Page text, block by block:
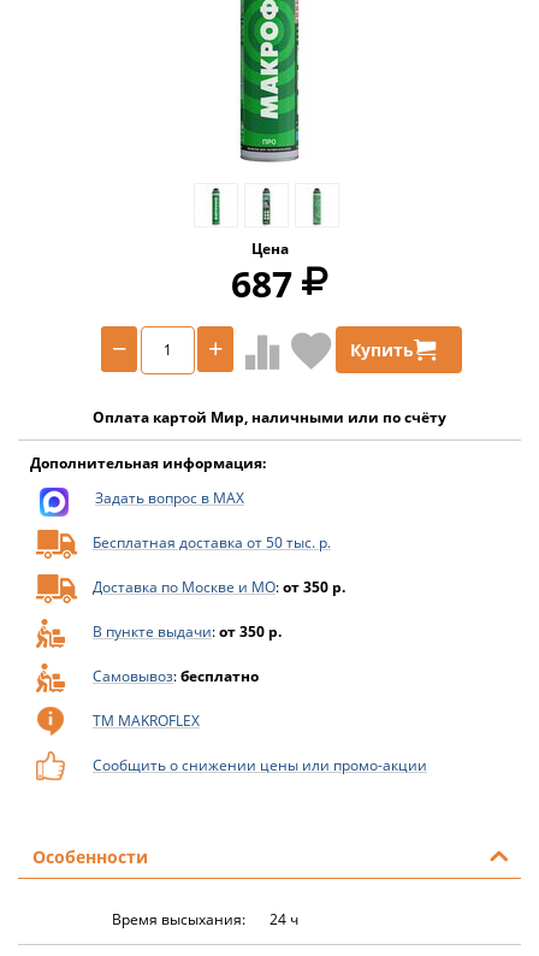
Цена
687
+
− Купить
Оплата картой Мир, наличными или по счёту
Дополнительная информация:
Задать вопрос в MAX
Бесплатная доставка от 50 тыс. р.
Доставка по Москве и МО:от 350 р.
В пункте выдачи:от 350 р.
Самовывоз:бесплатно
ТМ MAKROFLEX
Сообщить о снижении цены или промо-акции
Особенности
Время высыхания: 24 ч